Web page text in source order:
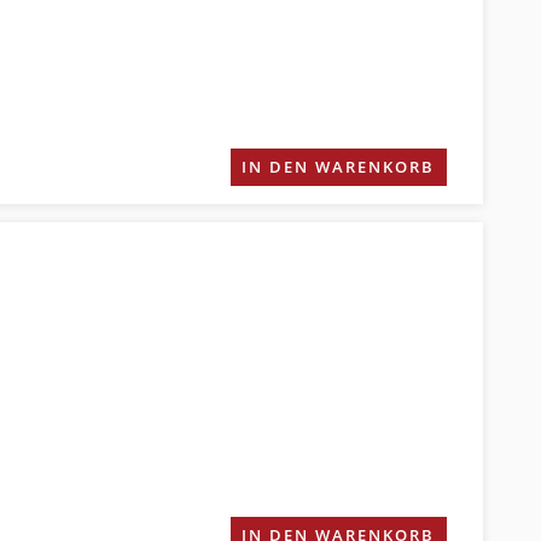
IN DEN WARENKORB
IN DEN WARENKORB